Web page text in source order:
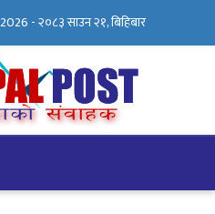
-२०८३ साउन २१, बिहिबार